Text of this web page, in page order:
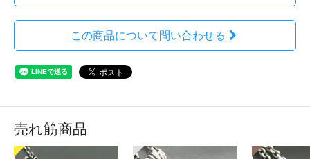
この商品について問い合わせる
売れ筋商品